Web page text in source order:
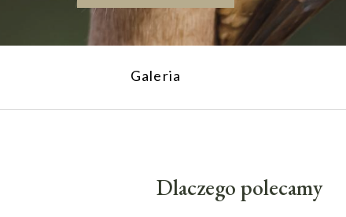
Galeria
Dlaczego polecamy